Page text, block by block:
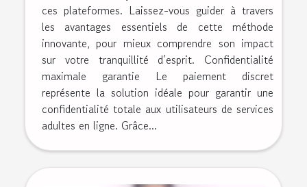
ces plateformes. Laissez-vous guider à travers
les avantages essentiels de cette méthode
innovante, pour mieux comprendre son impact
sur votre tranquillité d’esprit. Confidentialité
maximale garantie Le paiement discret
représente la solution idéale pour garantir une
confidentialité totale aux utilisateurs de services
adultes en ligne. Grâce...